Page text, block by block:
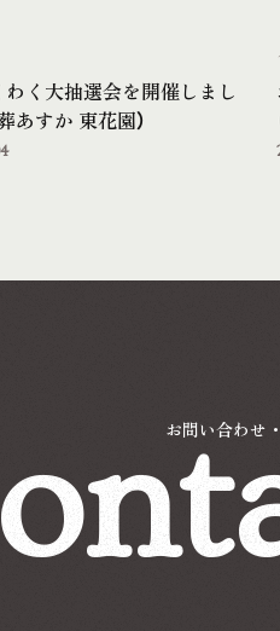
わく大抽選会を開催しまし
あすか 東花園）
お問い合わせ